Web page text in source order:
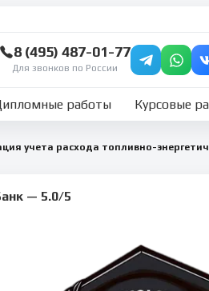
8 (495) 487-01-77
Для звонков по России
работы Курсовые
— 5.0/5